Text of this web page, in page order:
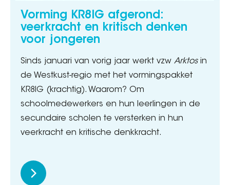
Vorming KR8IG afgerond:
veerkracht en kritisch denken
voor jongeren
Sinds januari van vorig jaar werkt vzw Arktosin
de Westkust-regio met het vormingspakket
KR8IG (krachtig). Waarom? Om
schoolmedewerkers en hun leerlingen in de
secundaire scholen te versterken in hun
veerkracht en kritische denkkracht.